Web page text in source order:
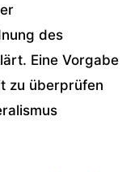
des
Eine Vorgabe
zu überprüfen